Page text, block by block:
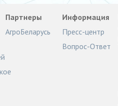
Партнеры
АгроБеларусь
Информация
Пресс-центр
Вопрос-Ответ